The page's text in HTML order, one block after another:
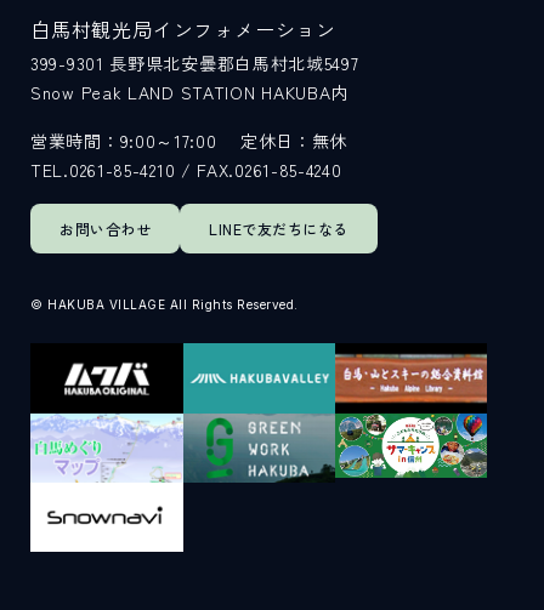
お問い合わせ LINEで友だちになる
白馬村観光局インフォメーション
399-9301 長野県北安曇郡白馬村北城5497
Snow Peak LAND STATION HAKUBA内
営業時間：9:00～17:00
定休日：無休
TEL.0261-85-4210 / FAX.0261-85-4240
© HAKUBA VILLAGE All Rights Reserved.